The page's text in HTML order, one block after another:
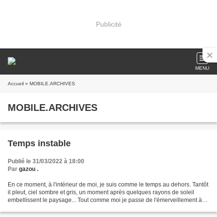
Publicité
MENU
Accueil » MOBILE.ARCHIVES
MOBILE.ARCHIVES
Temps instable
Publié le 31/03/2022 à 18:00
Par gazou .
En ce moment, à l'intérieur de moi, je suis comme le temps au dehors. Tantôt
il pleut, ciel sombre et gris, un moment après quelques rayons de soleil
embellissent le paysage... Tout comme moi je passe de l'émerveillement à